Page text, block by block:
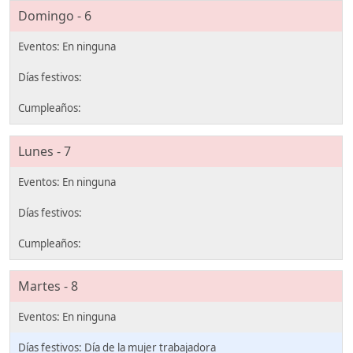
Domingo - 6
Lunes - 7
Martes - 8
Día de la mujer trabajadora